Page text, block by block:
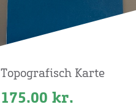
Topografisch Karte
175.00 kr.